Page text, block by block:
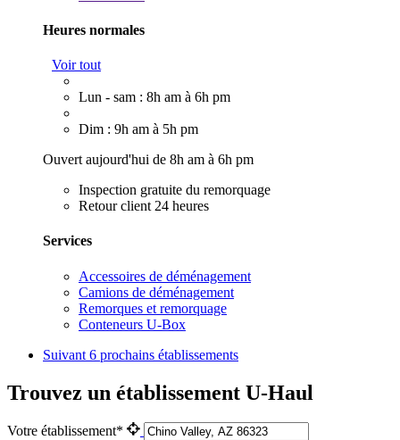
Heures normales
Voir tout
Lun - sam : 8h am à 6h pm
Dim : 9h am à 5h pm
Ouvert aujourd'hui de 8h am à 6h pm
Inspection gratuite du remorquage
Retour client 24 heures
Services
Accessoires de déménagement
Camions de déménagement
Remorques et remorquage
Conteneurs U-Box
Suivant 6 prochains établissements
Trouvez un établissement U-Haul
Votre établissement*